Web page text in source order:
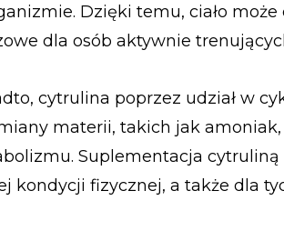
Dzięki temu, ciało
dla osób aktywnie
cytrulina poprzez udział w
materii, takich jak
Suplementacja
kondycji fizycznej, a także dla